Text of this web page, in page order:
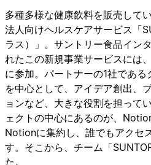
多種多様な健康飲料を販売して
法人向けヘルスケアサービス「
ラス）」。サントリー食品イン
れたこの新規事業サービスには
に参加。パートナーの1社であ
を中心として、アイデア創出、
ョンなど、大きな役割を担って
ェクトの中心にあるのが、
Notionに集約し、誰でもアクセ
す。そこから、チーム「
た。